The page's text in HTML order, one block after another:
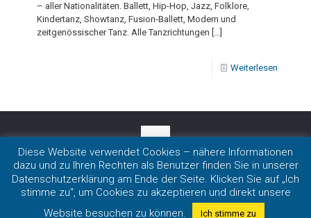
– aller Nationalitäten. Ballett, Hip-Hop, Jazz, Folklore,
Kindertanz, Showtanz, Fusion-Ballett, Modern und
zeitgenössischer Tanz. Alle Tanzrichtungen […]
Weiterlesen
Impressum| Datenschutz
Copyright 2020 LmDR e.V. in Nordrhein-Westfalen
Diese Website verwendet Cookies – nähere Informationen
dazu und zu Ihren Rechten als Benutzer finden Sie in unserer
Datenschutzerklärung am Ende der Seite. Klicken Sie auf „Ich
stimme zu“, um Cookies zu akzeptieren und direkt unsere
Website besuchen zu können.
Ich stimme zu